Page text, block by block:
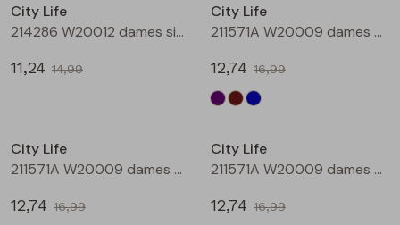
City Life
214286 W20012 dames singlet Petrol
11,24 14,99
City Life
211571A W20009 dames T-shirt km Aubergine
12,74 16,99
City Life
211571A W20009 dames T-shirt km Bruin
12,74 16,99
City Life
211571A W20009 dames T-shirt km Petrol
12,74 16,99